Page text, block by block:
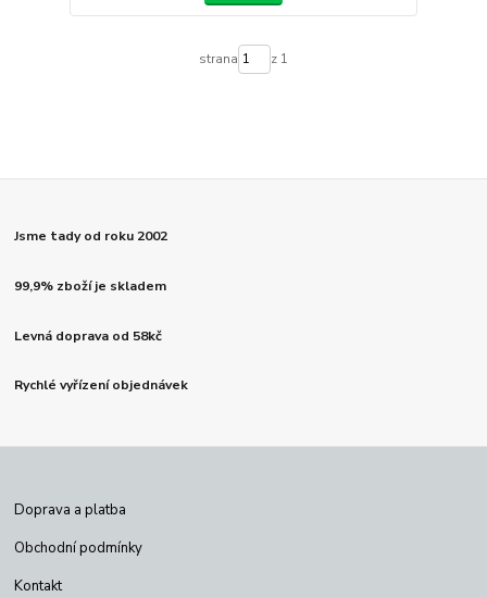
strana z 1
Jsme tady od roku 2002
99,9% zboží je skladem
Levná doprava od 58kč
Rychlé vyřízení objednávek
Doprava a platba
Obchodní podmínky
Kontakt